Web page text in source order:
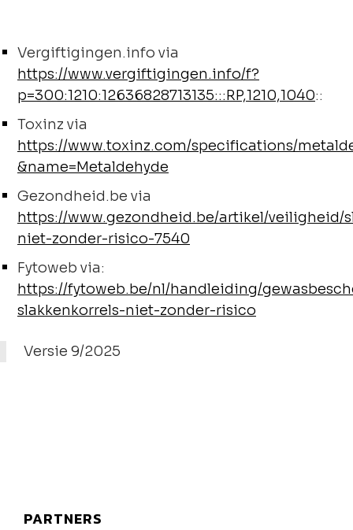
Vergiftigingen.info via
https://www.vergiftigingen.info/f?
p=300:1210:12636828713135:::RP,1210,1040::
Toxinz via
https://www.toxinz.com/specifications/
&name=Metaldehyde
Gezondheid.be via
https://www.gezondheid.be/artikel/veiligheid/
niet-zonder-risico-7540
Fytoweb via:
https://fytoweb.be/nl/handleiding/
slakkenkorrels-niet-zonder-risico
Versie 9/2025
PARTNERS